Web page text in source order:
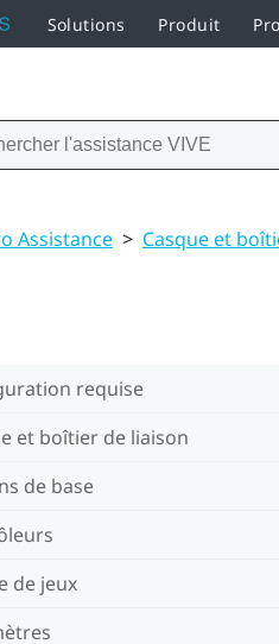
Solutions Produit
Assistance > Casque et
requise
et boîtier de liaison
de base
de jeux